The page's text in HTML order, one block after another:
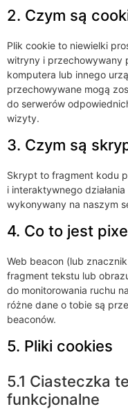
2. Czym są
Plik cookie to niewielki
witryny i przechowywany
komputera lub innego
przechowywane mogą
do serwerów
wizyty.
3. Czym są
Skrypt to fragment kodu
i interaktywnego
wykonywany na naszym
4. Co to jest
Web beacon (lub
fragment tekstu lub
do monitorowania ruchu
różne dane o tobie są
beaconów.
5. Pliki cookies
5.1 Ciasteczka
funkcjonalne